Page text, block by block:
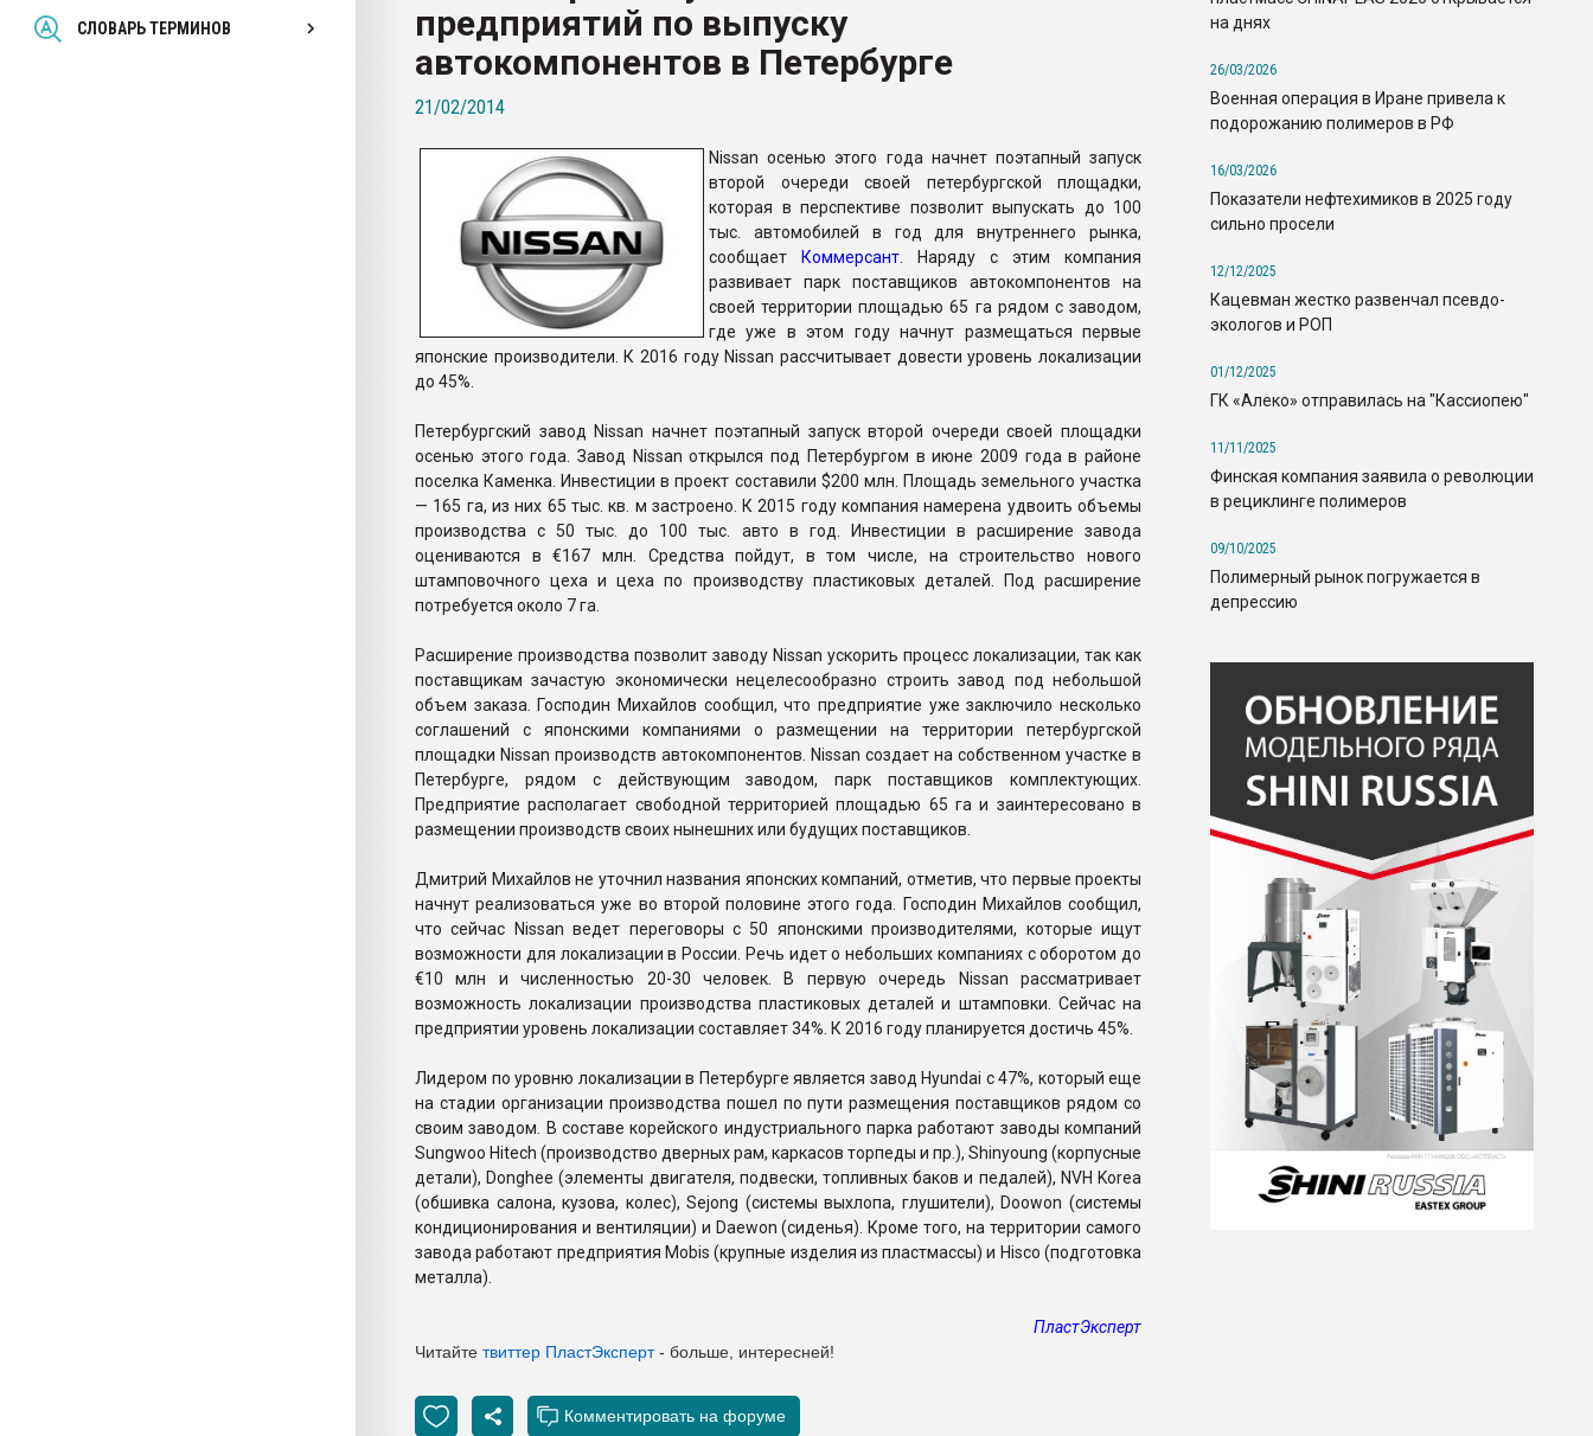
СЛОВАРЬ ТЕРМИНОВ
Всё, что касается выдува ПЭТ
бутылок
ПЕРЕЙТИ НА ФОРУМ
предприятий по выпуску
автокомпонентов в Петербурге
21/02/2014
Nissan осенью этого года начнет поэтапный запуск
второй очереди своей петербургской площадки,
которая в перспективе позволит выпускать до 100
тыс. автомобилей в год для внутреннего рынка,
сообщает
Коммерсант. Наряду с этим компания
развивает парк поставщиков автокомпонентов на
своей территории площадью 65 га рядом с заводом,
где уже в этом году начнут размещаться первые
японские производители. К 2016 году Nissan рассчитывает довести уровень локализации
до 45%.
Петербургский завод Nissan начнет поэтапный запуск второй очереди своей площадки
осенью этого года. Завод Nissan открылся под Петербургом в июне 2009 года в районе
поселка Каменка. Инвестиции в проект составили $200 млн. Площадь земельного участка
— 165 га, из них 65 тыс. кв. м застроено. К 2015 году компания намерена удвоить объемы
производства с 50 тыс. до 100 тыс. авто в год. Инвестиции в расширение завода
оцениваются в €167 млн. Средства пойдут, в том числе, на строительство нового
штамповочного цеха и цеха по производству пластиковых деталей. Под расширение
потребуется около 7 га.
Расширение производства позволит заводу Nissan ускорить процесс локализации, так как
поставщикам зачастую экономически нецелесообразно строить завод под небольшой
объем заказа. Господин Михайлов сообщил, что предприятие уже заключило несколько
соглашений с японскими компаниями о размещении на территории петербургской
площадки Nissan производств автокомпонентов. Nissan создает на собственном участке в
Петербурге, рядом с действующим заводом, парк поставщиков комплектующих.
Предприятие располагает свободной территорией площадью 65 га и заинтересовано в
размещении производств своих нынешних или будущих поставщиков.
Дмитрий Михайлов не уточнил названия японских компаний, отметив, что первые проекты
начнут реализоваться уже во второй половине этого года. Господин Михайлов сообщил,
что сейчас Nissan ведет переговоры с 50 японскими производителями, которые ищут
возможности для локализации в России. Речь идет о небольших компаниях с оборотом до
€10 млн и численностью 20-30 человек. В первую очередь Nissan рассматривает
возможность локализации производства пластиковых деталей и штамповки. Сейчас на
предприятии уровень локализации составляет 34%. К 2016 году планируется достичь 45%.
Лидером по уровню локализации в Петербурге является завод Hyundai с 47%, который еще
на стадии организации производства пошел по пути размещения поставщиков рядом со
своим заводом. В составе корейского индустриального парка работают заводы компаний
Sungwoo Hitech (производство дверных рам, каркасов торпеды и пр.), Shinyoung (корпусные
детали), Donghee (элементы двигателя, подвески, топливных баков и педалей), NVH Korea
(обшивка салона, кузова, колес), Sejong (системы выхлопа, глушители), Doowon (системы
кондиционирования и вентиляции) и Daewon (сиденья). Кроме того, на территории самого
завода работают предприятия Mobis (крупные изделия из пластмассы) и Hisco (подготовка
металла).
ПластЭксперт
Читайте твиттер ПластЭксперт- больше, интересней!
на днях
26/03/2026
Военная операция в Иране привела к
подорожанию полимеров в РФ
16/03/2026
Показатели нефтехимиков в 2025 году
сильно просели
12/12/2025
Кацевман жестко развенчал псевдо-
экологов и РОП
01/12/2025
ГК «Алеко» отправилась на "Кассиопею"
11/11/2025
Финская компания заявила о революции
в рециклинге полимеров
09/10/2025
Полимерный рынок погружается в
депрессию